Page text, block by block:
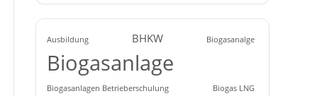
Ausbildung BHKW Biogasanalge
Biogasanlage
Biogasanlagen Betrieberschulung
Biogas LNG